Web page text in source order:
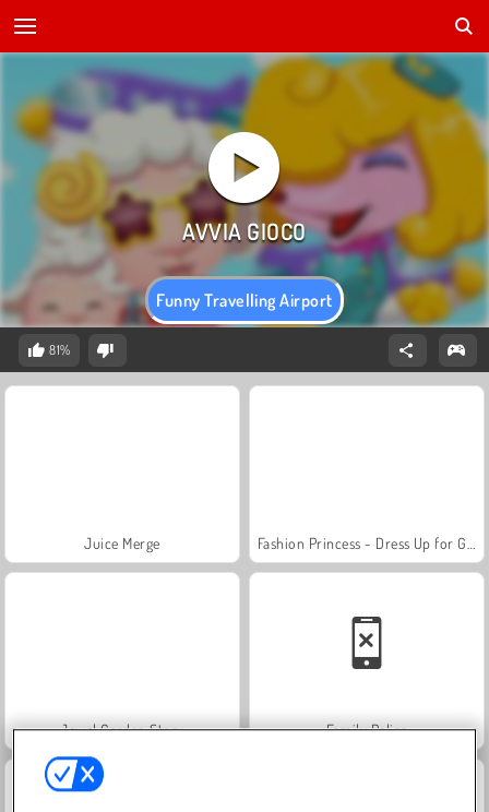
Funny Travelling Airport
81%
Juice Merge
Jewel Garden Story Family Relics